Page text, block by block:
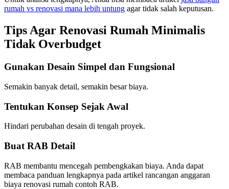
rumah vs renovasi mana lebih untung agar tidak salah keputusan.
Tips Agar Renovasi Rumah Minimalis
Tidak Overbudget
Gunakan Desain Simpel dan Fungsional
Semakin banyak detail, semakin besar biaya.
Tentukan Konsep Sejak Awal
Hindari perubahan desain di tengah proyek.
Buat RAB Detail
RAB membantu mencegah pembengkakan biaya. Anda dapat
membaca panduan lengkapnya pada artikel rancangan anggaran
biaya renovasi rumah contoh RAB.